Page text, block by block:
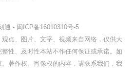
通 - 闽ICP备16010310号-5
点、图片、文字、视频来自网络，仅供大
性、及时性本站不作任何保证或承诺。如
著作权、肖像权的内容，请联系我们，我